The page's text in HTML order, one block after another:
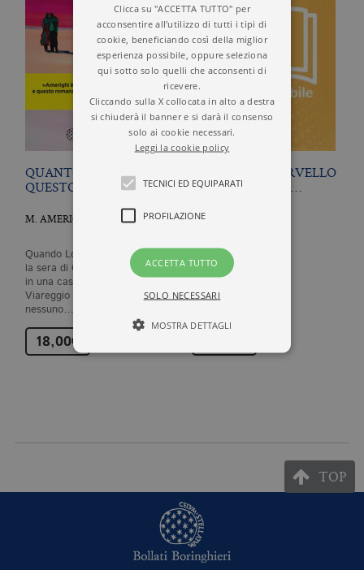
QUANTO SPLENDE
QUESTO NERO
M. AMERIGHI
Quando Lorenzo Viani nasce,
la sera di Ognissanti del 1882
in una casetta di pescatori di
Viareggio battuta dal libeccio,
nessuno…
18,00€
STORIA DEL CERVELLO
IN 10 CELLULE E…
R. WINGATE
TOP
Clicca su "ACCETTA TUTTO" per
acconsentire all'utilizzo di tutti i tipi di
cookie, beneficiando così della miglior
esperienza possibile, oppure seleziona
qui sotto solo quelli che acconsenti di
ricevere.
Cliccando sulla X collocata in alto a destra
si chiuderà il banner e si darà il consenso
solo ai cookie necessari.
Leggi la cookie policy
TECNICI ED EQUIPARATI
PROFILAZIONE
ACCETTA TUTTO
SOLO NECESSARI
MOSTRA DETTAGLI
sito Web non può essere utilizzato
correttamente senza i cookie
strettamente necessari. Col rispetto
delle condizioni previste dal Garante, i
cookie analitici sono equiparati ai
tecnici e dunque non necessitano del